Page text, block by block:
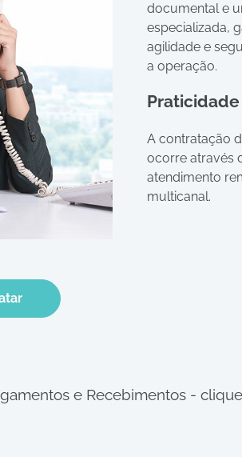
documental e
especializada,
agilidade e
a operação.
Praticidade
A contratação
ocorre através
atendimento
multicanal.
e Recebimentos -